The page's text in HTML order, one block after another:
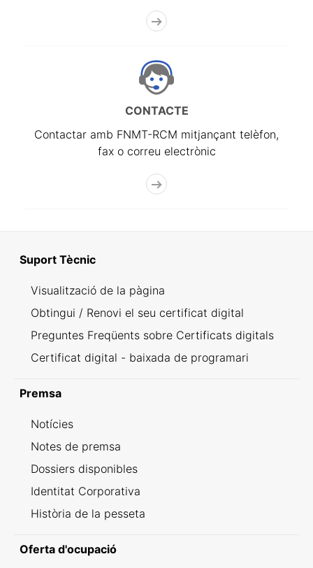
CONTACTE
Contactar amb FNMT-RCM mitjançant telèfon,
fax o correu electrònic
Suport Tècnic
Visualització de la pàgina
Obtingui / Renovi el seu certificat digital
Preguntes Freqüents sobre Certificats digitals
Certificat digital - baixada de programari
Premsa
Notícies
Notes de premsa
Dossiers disponibles
Identitat Corporativa
Història de la pesseta
Oferta d'ocupació